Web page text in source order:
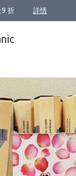
9 折 詳情
折/3件85折】
自由選2件9折/3件85
支85折
結界﹞系列2件9折】
支9折 3支85折
1件9折, 2件88折 3件
任選2件9折
2件9折/3件85折/5件8
2件9折/3件85折/5件8
全效養護 BODY OIL
曬套裝2件88折】
2件88折/3件85折】
自由選2件88折/3件
優惠！
現金扣減獎賞優惠 !! 記
址 $400 免運費
免運費